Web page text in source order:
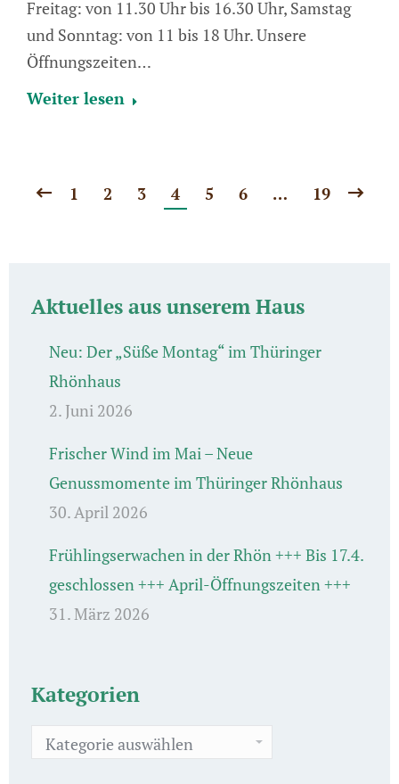
Freitag: von 11.30 Uhr bis 16.30 Uhr, Samstag
und Sonntag: von 11 bis 18 Uhr. Unsere
Öffnungszeiten…
Weiter lesen
1 2 3 4 5 6 … 19
Aktuelles aus unserem Haus
Neu: Der „Süße Montag“ im Thüringer
Rhönhaus
2. Juni 2026
Frischer Wind im Mai – Neue
Genussmomente im Thüringer Rhönhaus
30. April 2026
Frühlingserwachen in der Rhön +++ Bis 17.4.
geschlossen +++ April-Öffnungszeiten +++
31. März 2026
Kategorien
Kategorien